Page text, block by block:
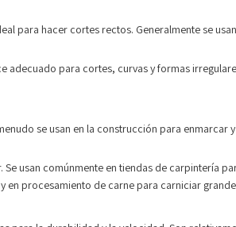
para hacer cortes rectos. Generalmente se
adecuado para cortes, curvas y formas
se usan en la construcción para
usan comúnmente en tiendas de carpintería
en procesamiento de carne para carniciar